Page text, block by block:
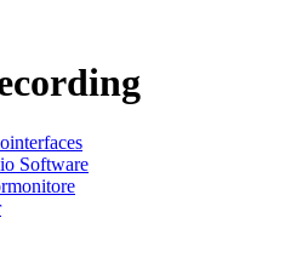
Software